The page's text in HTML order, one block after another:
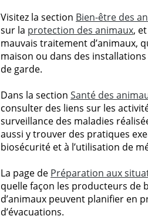
Visitez la section Bien-être des
sur la protection des animaux,
mauvais traitement d’animaux,
maison ou dans des
de garde.
Dans la section Santé des
consulter des liens sur les
surveillance des maladies
aussi y trouver des pratiques
biosécurité et à l’utilisation de
La page de Préparation aux
quelle façon les producteurs de
d’animaux peuvent planifier en
d’évacuations.